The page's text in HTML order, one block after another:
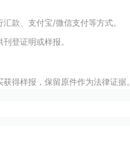
款、支付宝/微信支付等方式。
登证明或样报。
得样报，保留原件作为法律证据。